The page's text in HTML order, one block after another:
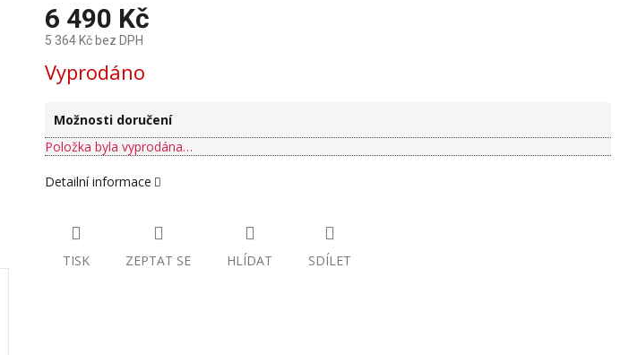
6 490 Kč
5 364 Kč bez DPH
Měrná
cena:
Vyprodáno
Možnosti doručení
Položka byla vyprodána…
Detailní informace
TISK ZEPTAT SE HLÍDAT SDÍLET